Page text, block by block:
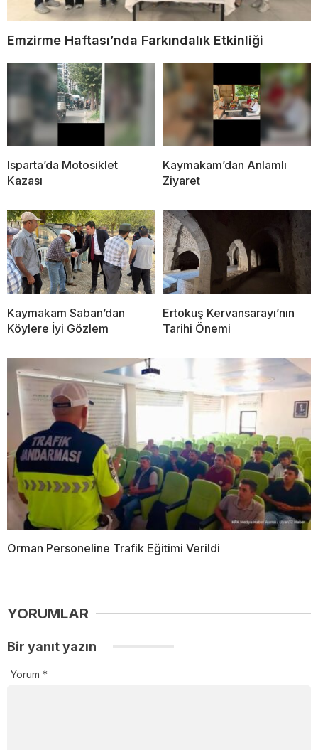
Emzirme Haftası’nda Farkındalık Etkinliği
Isparta’da Motosiklet
Kazası
Kaymakam’dan Anlamlı
Ziyaret
Kaymakam Saban’dan
Köylere İyi Gözlem
Ertokuş Kervansarayı’nın
Tarihi Önemi
Orman Personeline Trafik Eğitimi Verildi
YORUMLAR
Bir yanıt yazın
Yorum *